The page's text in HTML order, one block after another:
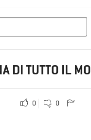
DI TUTTO IL
0 0